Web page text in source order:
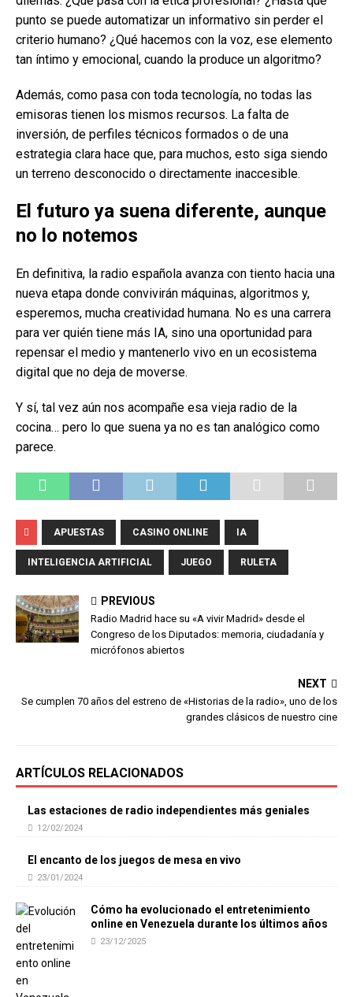
punto se puede automatizar un informativo sin perder el
criterio humano? ¿Qué hacemos con la voz, ese elemento
tan íntimo y emocional, cuando la produce un algoritmo?
Además, como pasa con toda tecnología, no todas las
emisoras tienen los mismos recursos. La falta de
inversión, de perfiles técnicos formados o de una
estrategia clara hace que, para muchos, esto siga siendo
un terreno desconocido o directamente inaccesible.
El futuro ya suena diferente, aunque
no lo notemos
En definitiva, la radio española avanza con tiento hacia una
nueva etapa donde convivirán máquinas, algoritmos y,
esperemos, mucha creatividad humana. No es una carrera
para ver quién tiene más IA, sino una oportunidad para
repensar el medio y mantenerlo vivo en un ecosistema
digital que no deja de moverse.
Y sí, tal vez aún nos acompañe esa vieja radio de la
cocina… pero lo que suena ya no es tan analógico como
parece.
APUESTAS CASINO ONLINE IA
INTELIGENCIA ARTIFICIAL JUEGO RULETA
PREVIOUS
Radio Madrid hace su «A vivir Madrid» desde el
Congreso de los Diputados: memoria, ciudadanía y
micrófonos abiertos
NEXT
Se cumplen 70 años del estreno de «Historias de la radio», uno de los
grandes clásicos de nuestro cine
ARTÍCULOS RELACIONADOS
Las estaciones de radio independientes más geniales
12/02/2024
El encanto de los juegos de mesa en vivo
23/01/2024
Cómo ha evolucionado el entretenimiento
online en Venezuela durante los últimos años
23/12/2025